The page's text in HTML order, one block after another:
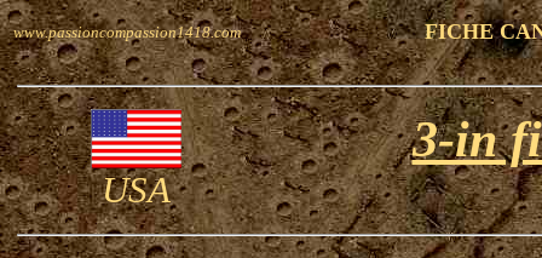
www.passioncompassion1418.com FICHE
USA
3-in